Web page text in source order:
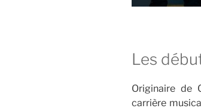
Les
Originaire de
carrière